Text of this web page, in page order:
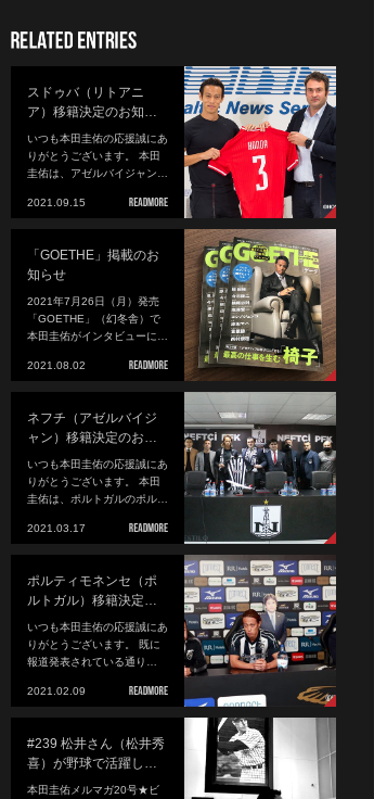
スドゥバ（リトアニ
ア）移籍決定のお知…
いつも本田圭佑の応援誠にあ
りがとうございます。 本田
圭佑は、アゼルバイジャン…
2021.09.15
「GOETHE」掲載のお
知らせ
2021年7月26日（月）発売
「GOETHE」（幻冬舎）で
本田圭佑がインタビューに…
2021.08.02
ネフチ（アゼルバイジ
ャン）移籍決定のお…
いつも本田圭佑の応援誠にあ
りがとうございます。 本田
圭佑は、ポルトガルのポル…
2021.03.17
ポルティモネンセ（ポ
ルトガル）移籍決定…
いつも本田圭佑の応援誠にあ
りがとうございます。 既に
報道発表されている通り…
2021.02.09
#239 松井さん（松井秀
喜）が野球で活躍し…
本田圭佑メルマガ20号★ビ